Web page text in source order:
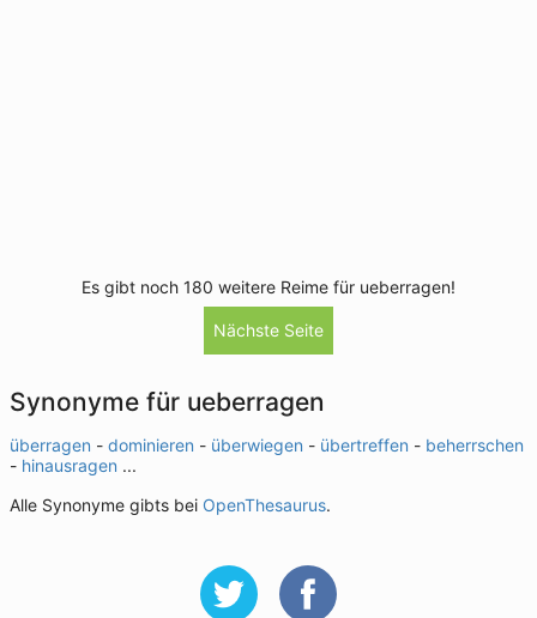
Es gibt noch 180 weitere Reime für ueberragen!
Nächste Seite
Synonyme für ueberragen
überragen - dominieren - überwiegen - übertreffen - beherrschen
- hinausragen ...
Alle Synonyme gibts bei OpenThesaurus.